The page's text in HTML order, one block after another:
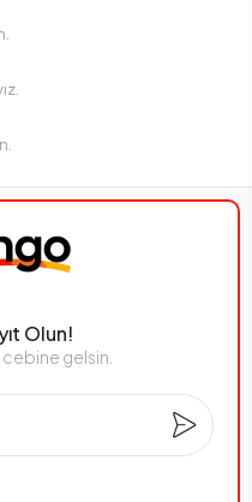
Olun!
cebine gelsin.